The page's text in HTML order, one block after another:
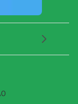
a bola na
na etapa final, o